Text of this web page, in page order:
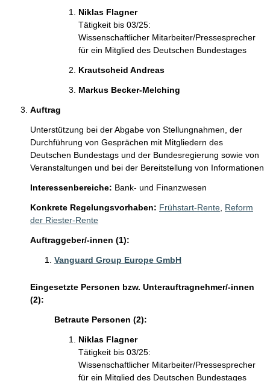
Niklas Flagner
Tätigkeit bis 03/25:
Wissenschaftlicher Mitarbeiter/Pressesprecher
für ein Mitglied des Deutschen Bundestages
Krautscheid Andreas
Markus Becker-Melching
Auftrag
Unterstützung bei der Abgabe von Stellungnahmen, der
Durchführung von Gesprächen mit Mitgliedern des
Deutschen Bundestags und der Bundesregierung sowie von
Veranstaltungen und bei der Bereitstellung von Informationen
Interessenbereiche: Bank- und Finanzwesen
Konkrete Regelungsvorhaben: Frühstart-Rente Reform
der Riester-Rente
Auftraggeber/-innen (1):
Vanguard Group Europe GmbH
Eingesetzte Personen bzw. Unterauftragnehmer/-innen
(2):
Betraute Personen (2):
Niklas Flagner
Tätigkeit bis 03/25:
Wissenschaftlicher Mitarbeiter/Pressesprecher
für ein Mitglied des Deutschen Bundestages